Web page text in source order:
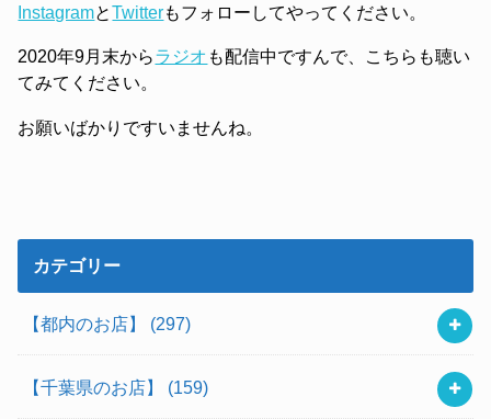
InstagramとTwitterもフォローしてやってください。
2020年9月末からラジオ も配信中ですんで、こちらも聴い
てみてください。
お願いばかりですいませんね。
カテゴリー
【都内のお店】 (297)
【千葉県のお店】 (159)